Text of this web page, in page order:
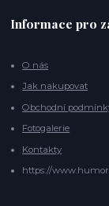
Informace pro
O nás
Jak nakupovat
Obchodní
Fotogalerie
Kontakty
https://